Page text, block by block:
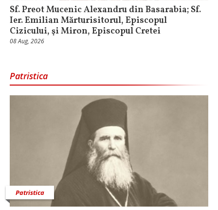
Sf. Preot Mucenic Alexandru din Basarabia; Sf.
Ier. Emilian Mărturisitorul, Episcopul
Cizicului, şi Miron, Episcopul Cretei
08 Aug, 2026
Patristica
Patristica